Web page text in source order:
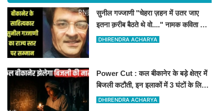
सुनील गज्जाणी "चेहरा ज़हन में उतर जाए
इतना क़रीब बैठते थे वो...." नामक कविता के
लिए राज्य स्तर पर सम्मानित होंगे
DHIRENDRA ACHARYA
Power Cut : कल बीकानेर के बड़े क्षेत्र में
बिजली कटौती, इन इलाकों में 3 घंटों के लिए
बिजली रहेगी गुल
DHIRENDRA ACHARYA